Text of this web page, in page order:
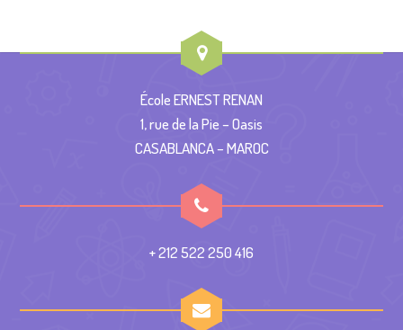
École ERNEST RENAN
1, rue de la Pie – Oasis
CASABLANCA – MAROC
+ 212 522 250 416